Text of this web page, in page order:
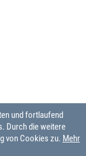
und fortlaufend
Durch die weitere
von Cookies zu. Mehr